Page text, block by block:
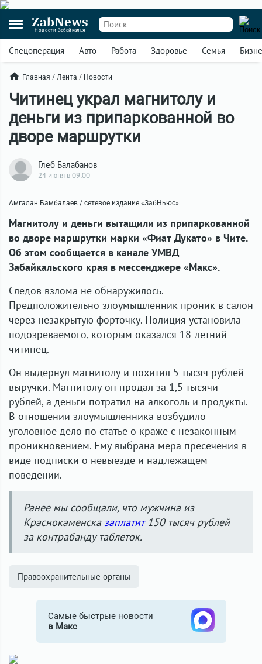
ZabNews
Новости Забайкалья
Спецоперация Авто Работа Здоровье Семья
Главная / Лента / Новости
Читинец украл магнитолу и
деньги из припаркованной во
дворе маршрутки
Глеб Балабанов
24 июня в 09:00
Амгалан Бамбалаев / сетевое издание «ЗабНьюс»
Магнитолу и деньги вытащили из припаркованной
во дворе маршрутки марки «Фиат Дукато» в Чите.
Об этом сообщается в канале УМВД
Забайкальского края в мессенджере «Макс».
Следов взлома не обнаружилось.
Предположительно злоумышленник проник в салон
через незакрытую форточку. Полиция установила
подозреваемого, которым оказался 18-летний
читинец.
Он выдернул магнитолу и похитил 5 тысяч рублей
выручки. Магнитолу он продал за 1,5 тысячи
рублей, а деньги потратил на алкоголь и продукты.
В отношении злоумышленника возбудило
уголовное дело по статье о краже с незаконным
проникновением. Ему выбрана мера пресечения в
виде подписки о невыезде и надлежащем
поведении.
Ранее мы сообщали, что мужчина из
Краснокаменска заплатит150 тысяч рублей
за контрабанду таблеток.
Правоохранительные органы
Самые быстрые новости
в Макс